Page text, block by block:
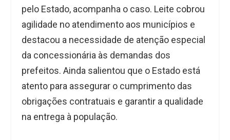
pelo Estado, acompanha o caso. Leite cobrou
agilidade no atendimento aos municípios e
destacou a necessidade de atenção especial
da concessionária às demandas dos
prefeitos. Ainda salientou que o Estado está
atento para assegurar o cumprimento das
obrigações contratuais e garantir a qualidade
na entrega à população.